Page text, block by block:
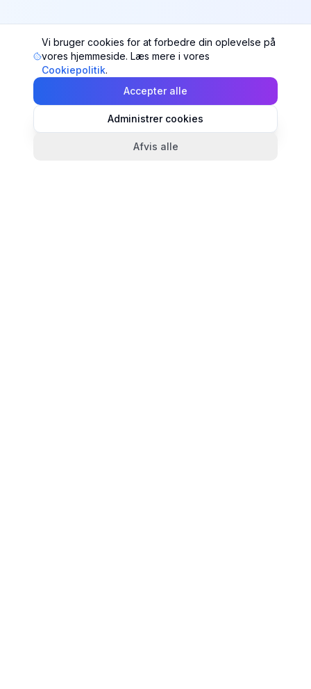
Vi bruger cookies for at forbedre din oplevelse på
vores hjemmeside. Læs mere i vores
Cookiepolitik.
Accepter alle
Administrer cookies
Afvis alle